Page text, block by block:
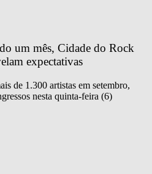
um mês, Cidade do Rock
expectativas
de 1.300 artistas em setembro,
nesta quinta-feira (6)